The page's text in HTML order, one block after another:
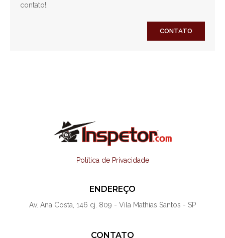
contato!.
CONTATO
Política de Privacidade
ENDEREÇO
Av. Ana Costa, 146 cj. 809 - Vila Mathias Santos - SP
CONTATO